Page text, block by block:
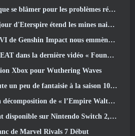
se blâmer pour les problèmes récents
naines et propose une refonte complète des combats contre les boss
à cet endroit dont Mondstadt continue de parler mais que nous n'avons jamais vu
dans la dernière vidéo « Foundations »
Xbox pour Wuthering Waves
de fantaisie à la saison 10 Lancements
Walthen » dans la prochaine mise à jour majeure de RAVEN2
Switch 2, Juste à temps pour le lancement de Shadowgrapher
de Marvel Rivals 7 Début